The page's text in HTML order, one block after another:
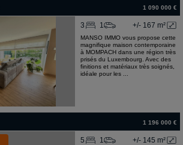
1 090 000 €
+/- 167 m²
3 1
MANSO IMMO vous propose cette
magnifique maison contemporaine
à MOMPACH dans une région très
prisés du Luxembourg. Avec des
finitions et matériaux très soignés,
idéale pour les ...
1 196 000 €
+/- 145 m²
5 1